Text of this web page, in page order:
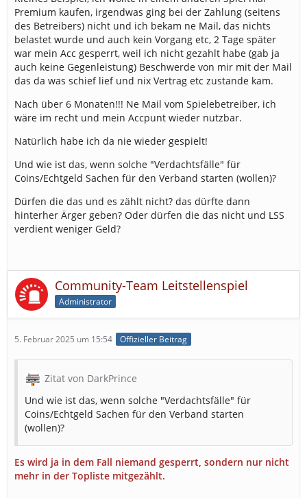
Premium kaufen, irgendwas ging bei der Zahlung (seitens
des Betreibers) nicht und ich bekam ne Mail, das nichts
belastet wurde und auch kein Vorgang etc, 2 Tage später
war mein Acc gesperrt, weil ich nicht gezahlt habe (gab ja
auch keine Gegenleistung) Beschwerde von mir mit der Mail
das da was schief lief und nix Vertrag etc zustande kam.
Nach über 6 Monaten!!! Ne Mail vom Spielebetreiber, ich
wäre im recht und mein Accpunt wieder nutzbar.
Natürlich habe ich da nie wieder gespielt!
Und wie ist das, wenn solche "Verdachtsfälle" für
Coins/Echtgeld Sachen für den Verband starten (wollen)?
Dürfen die das und es zählt nicht? das dürfte dann
hinterher Ärger geben? Oder dürfen die das nicht und LSS
verdient weniger Geld?
Community-Team Leitstellenspiel
Administrator
5. Februar 2025 um 15:54 Offizieller Beitrag
Zitat von DarkPrince
Und wie ist das, wenn solche "Verdachtsfälle" für
Coins/Echtgeld Sachen für den Verband starten
(wollen)?
Es wird ja in dem Fall niemand gesperrt, sondern nur nicht
mehr in der Topliste mitgezählt.